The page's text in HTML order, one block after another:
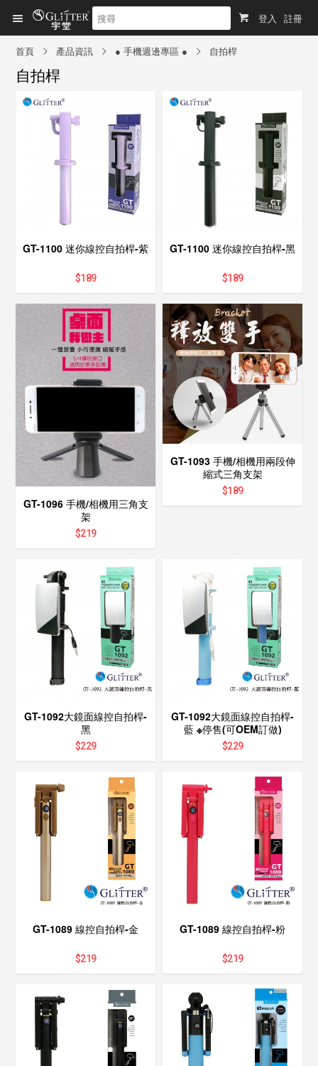
登入 註冊
首頁 產品資訊 ● 手機週邊專區 ● 自拍桿
自拍桿
GT-1100 迷你線控自拍桿-紫
$189
GT-1100 迷你線控自拍桿-黑
$189
GT-1096 手機/相機用三角支
架
$219
GT-1093 手機/相機用兩段伸
縮式三角支架
$189
GT-1092大鏡面線控自拍桿-
黑
$229
GT-1092大鏡面線控自拍桿-
藍 ※停售(可OEM訂做)
$229
GT-1089 線控自拍桿-金
$219
GT-1089 線控自拍桿-粉
$219